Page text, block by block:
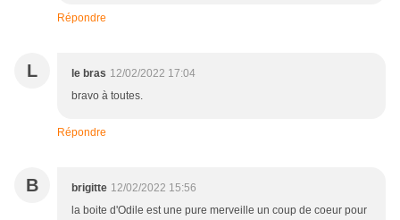
Répondre
L le bras 12/02/2022 17:04
bravo à toutes.
Répondre
B brigitte 12/02/2022 15:56
la boite d'Odile est une pure merveille un coup de coeur pour